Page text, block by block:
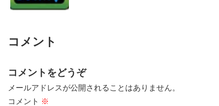
コメント
コメントをどうぞ
メールアドレスが公開されることはありません。
コメント ※